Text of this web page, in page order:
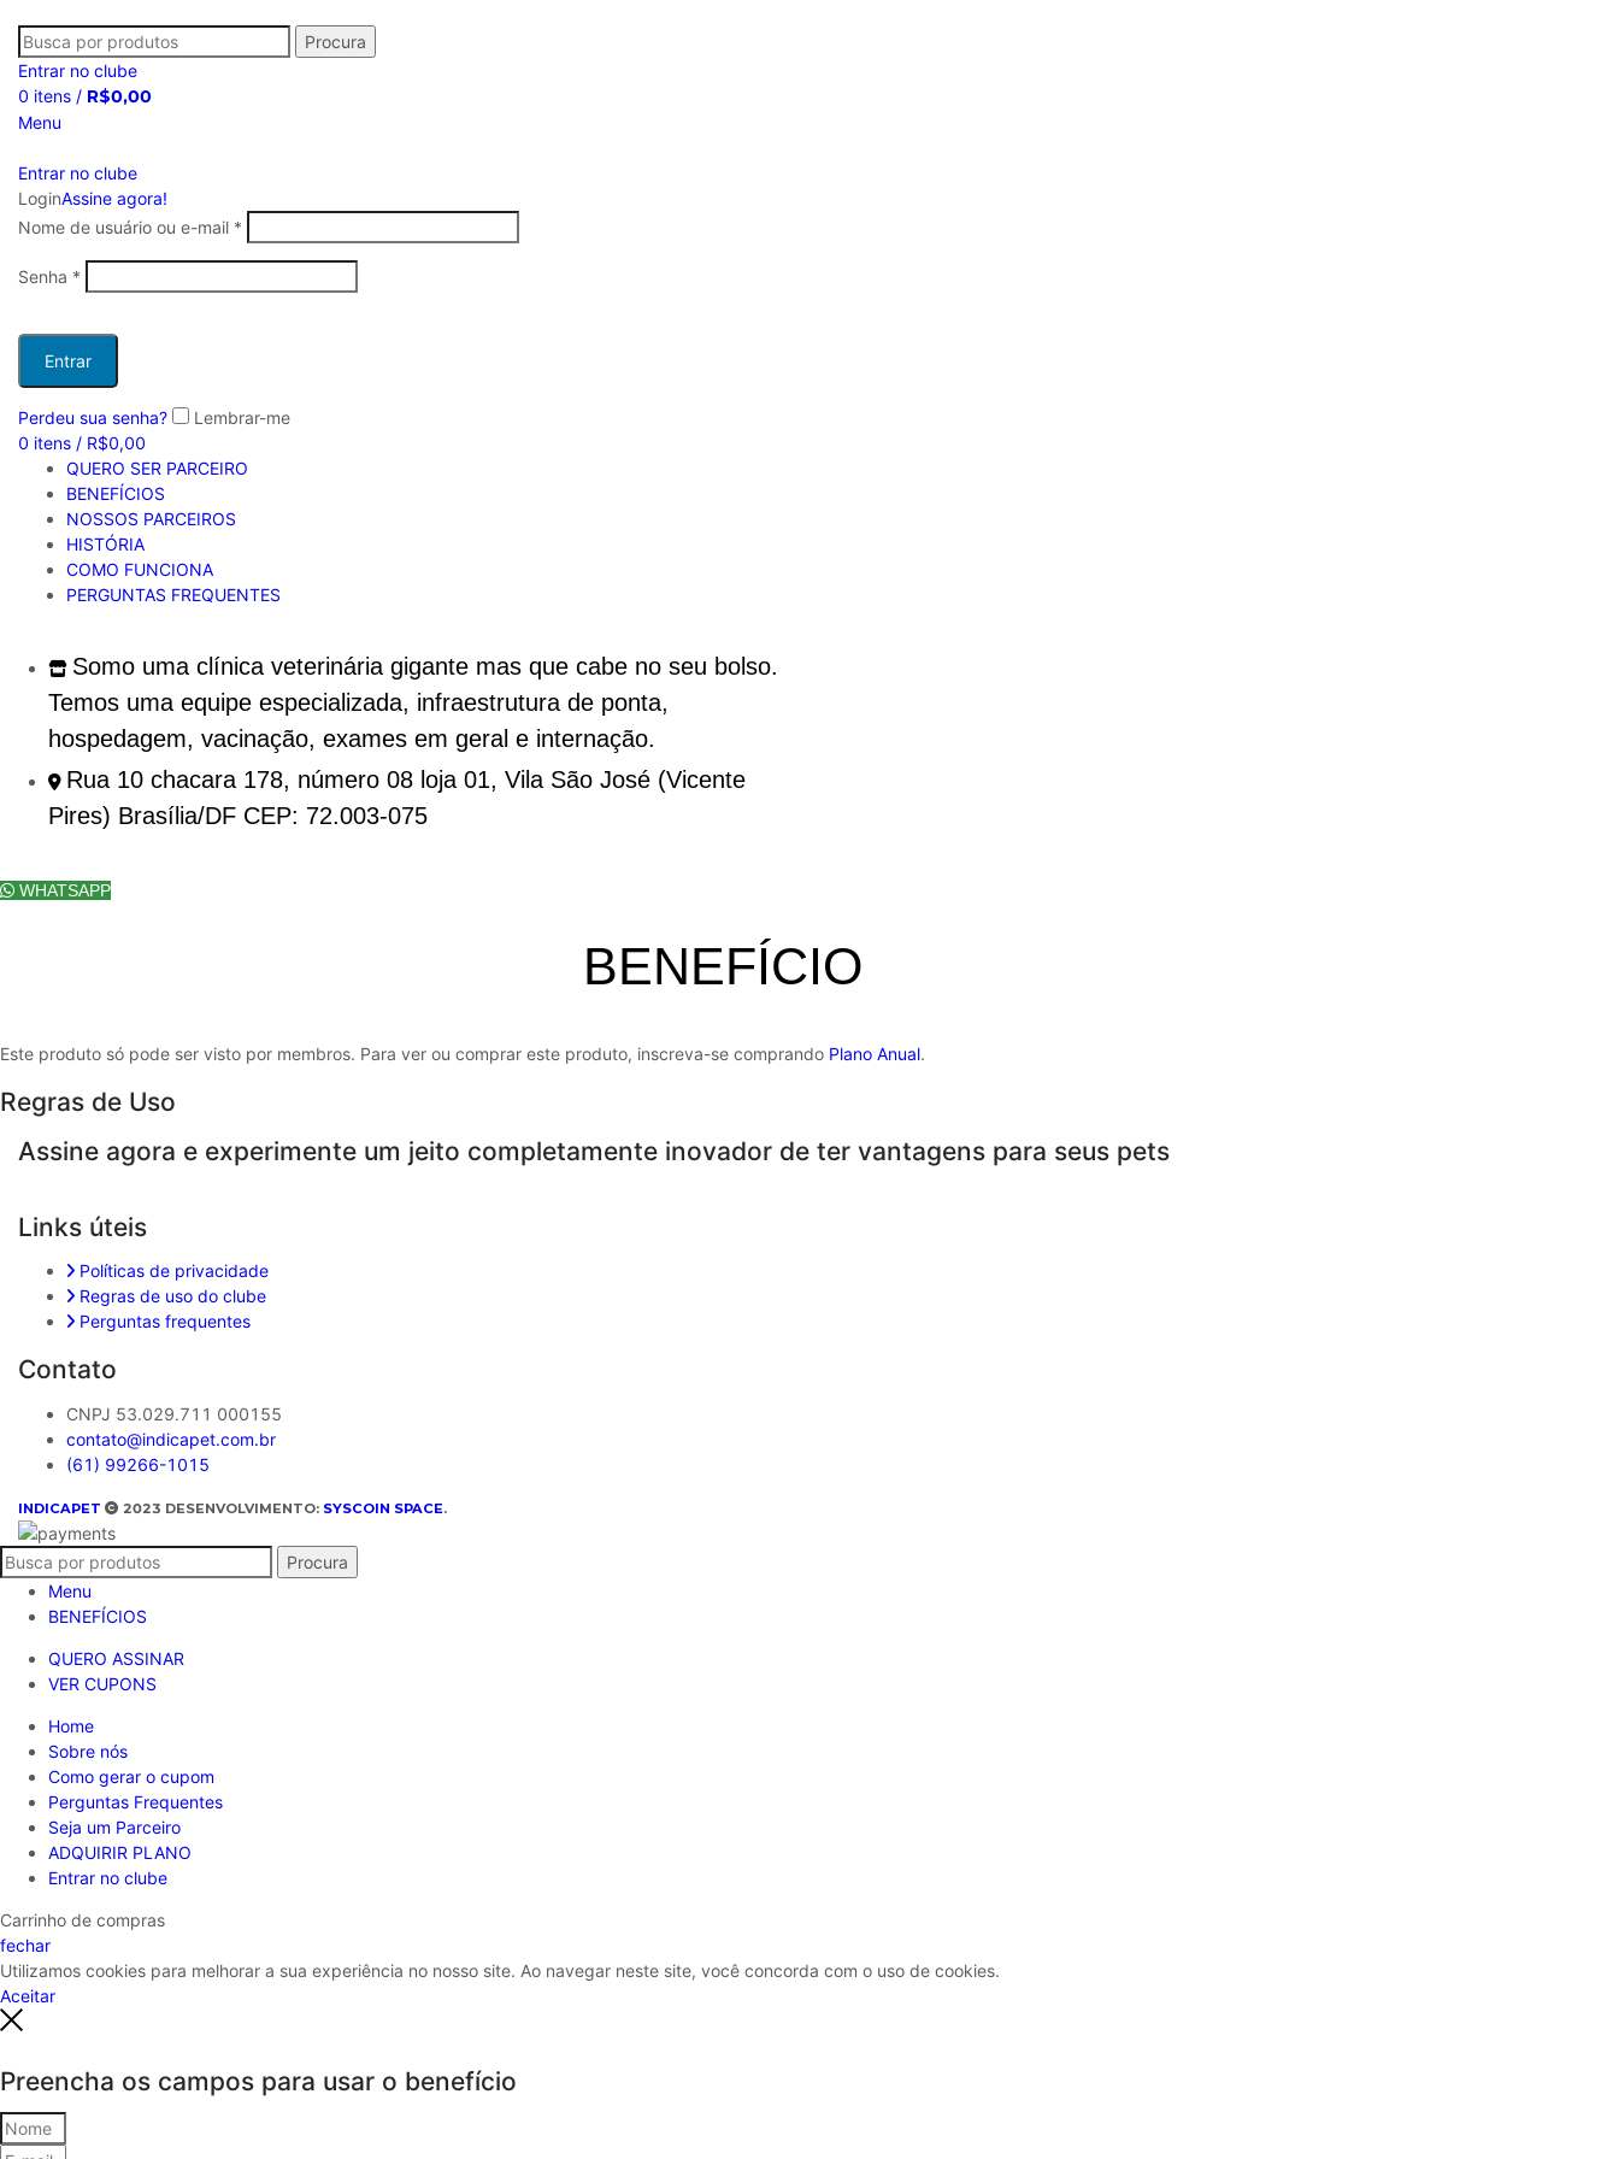
Procura
Entrar no clube
0 itens / R$0,00
Menu
Entrar no clube
LoginAssine agora!
Nome de usuário ou e-mail *
Senha *
Entrar
Perdeu sua senha?
Lembrar-me
0 itens / R$0,00
QUERO SER PARCEIRO
BENEFÍCIOS
NOSSOS PARCEIROS
HISTÓRIA
COMO FUNCIONA
PERGUNTAS FREQUENTES
30% de desconto em consultas com clinico geral, neurologia, e especialista em felinos;
30% de desconto em internação, cirurgia geral, limpeza de tártaro, castração, hemograma e bioquímicos, vacinas e procedimentos ambulatoriais.
Somo uma clínica veterinária gigante mas que cabe no seu bolso.
Temos uma equipe especializada, infraestrutura de ponta,
hospedagem, vacinação, exames em geral e internação.
Rua 10 chacara 178, número 08 loja 01, Vila São José (Vicente
Pires) Brasília/DF CEP: 72.003-075
WHATSAPP
BENEFÍCIO
Este produto só pode ser visto por membros. Para ver ou comprar este produto, inscreva-se comprando Plano Anual.
Regras de Uso
Assine agora e experimente um jeito completamente inovador de ter vantagens para seus pets
Links úteis
Políticas de privacidade
Regras de uso do clube
Perguntas frequentes
Contato
CNPJ 53.029.711 000155
contato@indicapet.com.br
(61) 99266-1015
INDICAPET 2023 DESENVOLVIMENTO: SYSCOIN SPACE.
Procura
Menu
BENEFÍCIOS
QUERO ASSINAR
VER CUPONS
Home
Sobre nós
Como gerar o cupom
Perguntas Frequentes
Seja um Parceiro
ADQUIRIR PLANO
Entrar no clube
Carrinho de compras
fechar
Utilizamos cookies para melhorar a sua experiência no nosso site. Ao navegar neste site, você concorda com o uso de cookies.
Aceitar
Preencha os campos para usar o benefício